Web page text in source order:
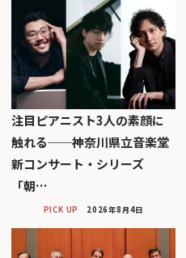
注目ピアニスト3人の素顔に
触れる──神奈川県立音楽堂
新コンサート・シリーズ
「朝…
PICK UP 2026年8月4日